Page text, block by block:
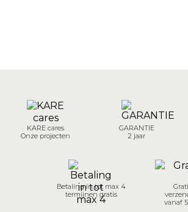
KARE cares
Onze projecten
GARANTIE
2 jaar
Betaling in tot max 4
termijnen gratis
vanaf